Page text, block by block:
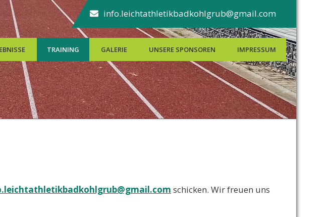
info.leichtathletikbadkohlgrub@gmail.com
TRAINING GALERIE UNSERE SPONSOREN IMPRESSUM
schicken. Wir freuen uns